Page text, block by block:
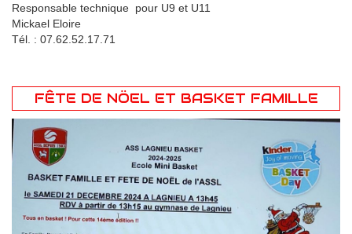
Responsable technique pour U9 et U11
Mickael Eloire
Tél. : 07.62.52.17.71
FÊTE DE NÖEL ET BASKET FAMILLE